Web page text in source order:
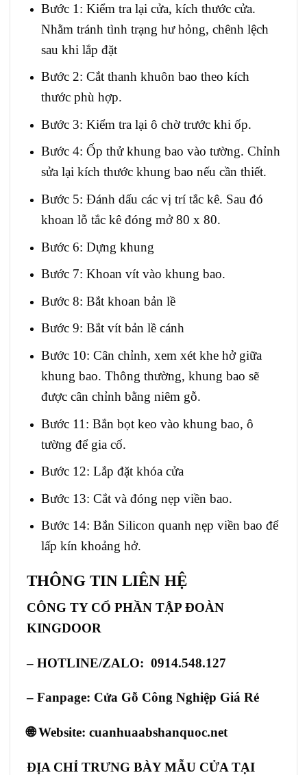
Bước 1: Kiểm tra lại cửa, kích thước cửa.
Nhằm tránh tình trạng hư hỏng, chênh lệch
sau khi lắp đặt
Bước 2: Cắt thanh khuôn bao theo kích
thước phù hợp.
Bước 3: Kiểm tra lại ô chờ trước khi ốp.
Bước 4: Ốp thử khung bao vào tường. Chỉnh
sửa lại kích thước khung bao nếu cần thiết.
Bước 5: Đánh dấu các vị trí tắc kê. Sau đó
khoan lỗ tắc kê đóng mở 80 x 80.
Bước 6: Dựng khung
Bước 7: Khoan vít vào khung bao.
Bước 8: Bắt khoan bản lề
Bước 9: Bắt vít bản lề cánh
Bước 10: Cân chỉnh, xem xét khe hở giữa
khung bao. Thông thường, khung bao sẽ
được cân chỉnh bằng niêm gỗ.
Bước 11: Bắn bọt keo vào khung bao, ô
tường để gia cố.
Bước 12: Lắp đặt khóa cửa
Bước 13: Cắt và đóng nẹp viền bao.
Bước 14: Bắn Silicon quanh nẹp viền bao để
lấp kín khoảng hở.
THÔNG TIN LIÊN HỆ
CÔNG TY CỔ PHẦN TẬP ĐOÀN
KINGDOOR
– HOTLINE/ZALO: 0914.548.127
– Fanpage: Cửa Gỗ Công Nghiệp Giá Rẻ
🌐 Website: cuanhuaabshanquoc.net
ĐỊA CHỈ TRƯNG BÀY MẪU CỬA TẠI